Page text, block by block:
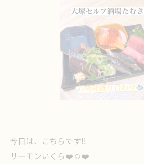
今日は、こちらです‼️
サーモンいくら❤️☺️❤️